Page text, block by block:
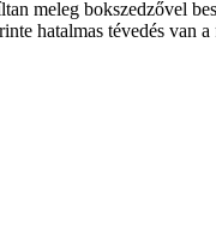
meleg bokszedzővel
hatalmas tévedés van